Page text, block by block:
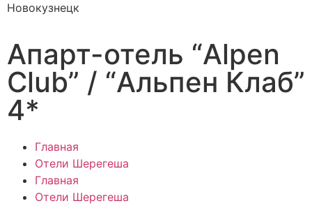
Новокузнецк
Апарт-отель “Alpen
Club” / “Альпен Клаб”
4*
Главная
Отели Шерегеша
Главная
Отели Шерегеша